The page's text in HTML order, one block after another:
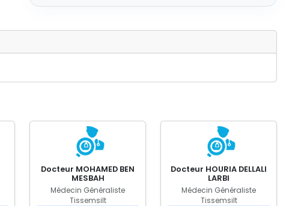
Docteur MOHAMED BEN
MESBAH
Médecin Généraliste
Tissemsilt
Docteur HOURIA DELLALI
LARBI
Médecin Généraliste
Tissemsilt